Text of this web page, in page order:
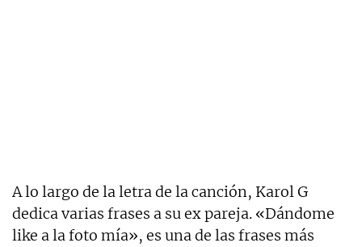
A lo largo de la letra de la canción, Karol G
dedica varias frases a su ex pareja. «Dándome
like a la foto mía», es una de las frases más